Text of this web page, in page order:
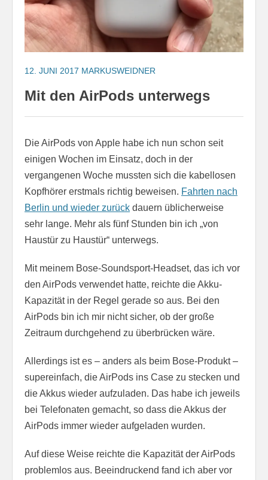
12. JUNI 2017 MARKUSWEIDNER
Mit den AirPods unterwegs
Die AirPods von Apple habe ich nun schon seit
einigen Wochen im Einsatz, doch in der
vergangenen Woche mussten sich die kabellosen
Kopfhörer erstmals richtig beweisen. Fahrten nach
Berlin und wieder zurück dauern üblicherweise
sehr lange. Mehr als fünf Stunden bin ich „von
Haustür zu Haustür“ unterwegs.
Mit meinem Bose-Soundsport-Headset, das ich vor
den AirPods verwendet hatte, reichte die Akku-
Kapazität in der Regel gerade so aus. Bei den
AirPods bin ich mir nicht sicher, ob der große
Zeitraum durchgehend zu überbrücken wäre.
Allerdings ist es – anders als beim Bose-Produkt –
supereinfach, die AirPods ins Case zu stecken und
die Akkus wieder aufzuladen. Das habe ich jeweils
bei Telefonaten gemacht, so dass die Akkus der
AirPods immer wieder aufgeladen wurden.
Auf diese Weise reichte die Kapazität der AirPods
problemlos aus. Beeindruckend fand ich aber vor